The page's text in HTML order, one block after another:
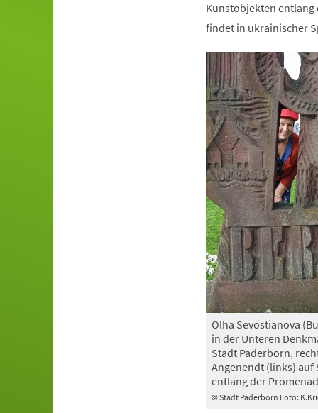
Kunstobjekten
findet in ukrainischer
© Stadt Paderborn Foto:
Olha Sevostianova
in der Unteren
Stadt Paderborn,
Angenendt (links) auf
entlang der